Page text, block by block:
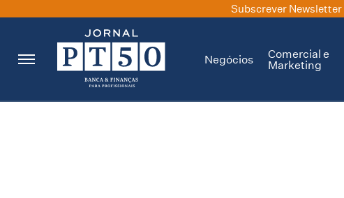
Subscrever Newsletter
Negócios
Comercial e
Marketing